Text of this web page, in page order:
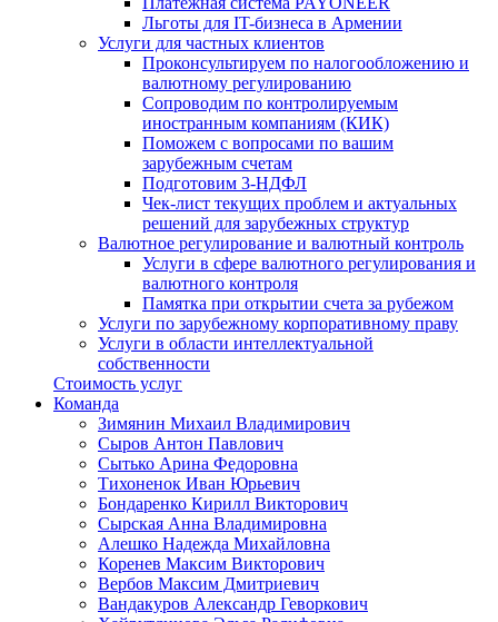
Льготы для IT-бизнеса в Армении
Услуги для частных клиентов
Проконсультируем по налогообложению и
валютному регулированию
Сопроводим по контролируемым
иностранным компаниям (КИК)
Поможем с вопросами по вашим
зарубежным счетам
Подготовим 3-НДФЛ
Чек-лист текущих проблем и актуальных
решений для зарубежных структур
Валютное регулирование и валютный контроль
Услуги в сфере валютного регулирования и
валютного контроля
Памятка при открытии счета за рубежом
Услуги по зарубежному корпоративному праву
Услуги в области интеллектуальной
собственности
Стоимость услуг
Команда
Зимянин Михаил Владимирович
Сыров Антон Павлович
Сытько Арина Федоровна
Тихоненок Иван Юрьевич
Бондаренко Кирилл Викторович
Сырская Анна Владимировна
Алешко Надежда Михайловна
Коренев Максим Викторович
Вербов Максим Дмитриевич
Вандакуров Александр Геворкович